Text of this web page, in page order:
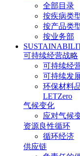
全部目录
按疾病类
按产品类
按业务部
可持续经营战略
可持续经
可持续发
环保材料
LETZero
气候变化
应对气候
资源良性循环
循环经济
供应链